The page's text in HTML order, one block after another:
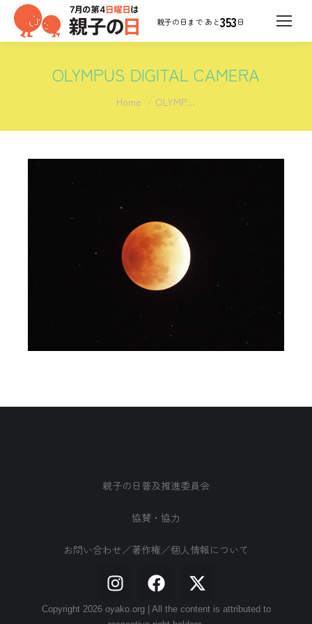
353日
OLYMPUS DIGITAL CAMERA
You are here:
Home OLYMP…
親子の日普及推進委員会
協賛・協力
お問い合わせ／著作権／個人情報について
Copyright 2026 oyako.org | All the content is attributed to